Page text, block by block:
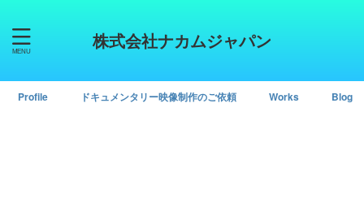
株式会社ナカムジャパン
Profile ドキュメンタリー映像制作のご依頼 Works Blog